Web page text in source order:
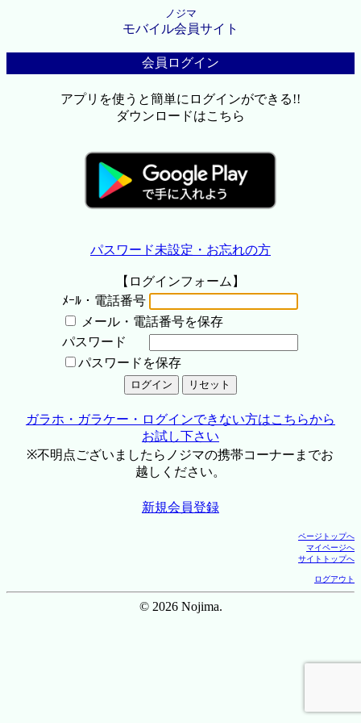
ノジマ
モバイル会員サイト
会員ログイン
アプリを使うと簡単にログインができる!!
ダウンロードはこちら
パスワード未設定・お忘れの方
【ログインフォーム】
ﾒｰﾙ・電話番号
メール・電話番号を保存
パスワード
パスワードを保存
ガラホ・ガラケー・ログインできない方はこちらから
お試し下さい
※不明点ございましたらノジマの携帯コーナーまでお
越しください。
新規会員登録
ページトップへ
マイページへ
サイトトップへ
ログアウト
© 2026 Nojima.